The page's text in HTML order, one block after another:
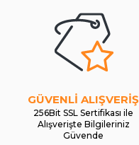
GÜVENLİ ALIŞVERİŞ
256Bit SSL Sertifikası ile
Alışverişte Bilgileriniz
Güvende